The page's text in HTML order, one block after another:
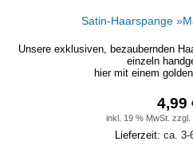
Satin-Haarspange
Unsere exklusiven, bezaubernden
einzeln
hier mit einem
4,99
inkl. 19 % MwSt. zzgl.
Lieferzeit: ca. 3-